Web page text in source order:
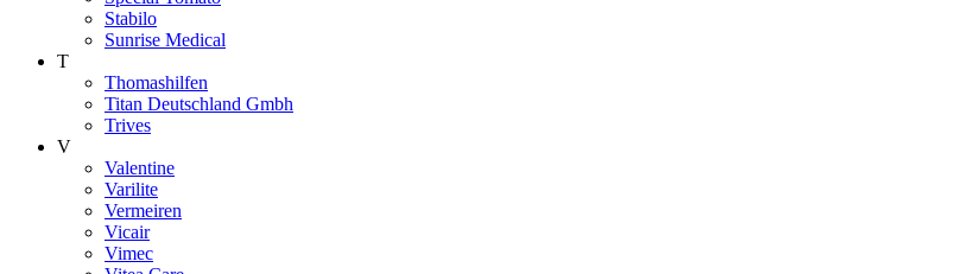
Stabilo
Sunrise Medical
T
Thomashilfen
Titan Deutschland Gmbh
Trives
V
Valentine
Varilite
Vermeiren
Vicair
Vimec